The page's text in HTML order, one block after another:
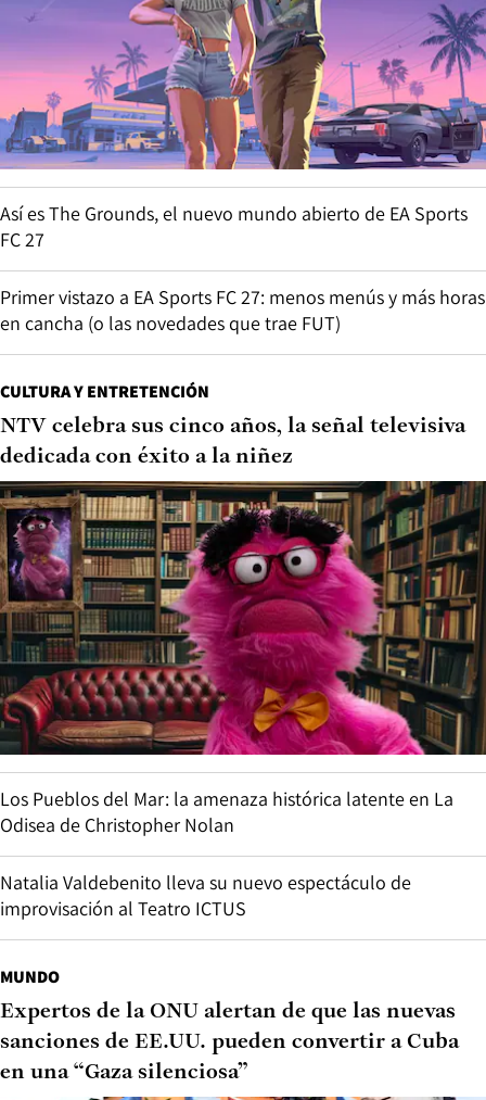
Así es The Grounds, el nuevo mundo abierto de EA Sports
FC 27
Primer vistazo a EA Sports FC 27: menos menús y más horas
en cancha (o las novedades que trae FUT)
CULTURA Y ENTRETENCIÓN
NTV celebra sus cinco años, la señal televisiva
dedicada con éxito a la niñez
Los Pueblos del Mar: la amenaza histórica latente en La
Odisea de Christopher Nolan
Natalia Valdebenito lleva su nuevo espectáculo de
improvisación al Teatro ICTUS
MUNDO
Expertos de la ONU alertan de que las nuevas
sanciones de EE.UU. pueden convertir a Cuba
en una “Gaza silenciosa”